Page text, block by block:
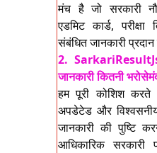
मंच है जो सरकारी
एडमिट कार्ड,
संबंधित जानकारी
2.
जानकारी कितनी
हम पूरी कोशिश करते
अपडेटेड और
जानकारी की पुष्टि
आधिकारिक सरकारी